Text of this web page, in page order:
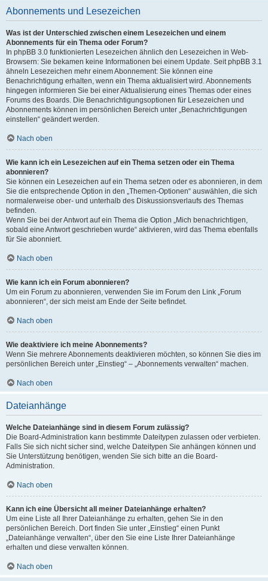
Abonnements und Lesezeichen
Was ist der Unterschied zwischen einem Lesezeichen und einem
Abonnements für ein Thema oder Forum?
In phpBB 3.0 funktionierten Lesezeichen ähnlich den Lesezeichen in Web-
Browsern: Sie bekamen keine Informationen bei einem Update. Seit phpBB 3.1
ähneln Lesezeichen mehr einem Abonnement: Sie können eine
Benachrichtigung erhalten, wenn ein Thema aktualisiert wird. Abonnements
hingegen informieren Sie bei einer Aktualisierung eines Themas oder eines
Forums des Boards. Die Benachrichtigungsoptionen für Lesezeichen und
Abonnements können im persönlichen Bereich unter „Benachrichtigungen
einstellen“ geändert werden.
Nach oben
Wie kann ich ein Lesezeichen auf ein Thema setzen oder ein Thema
abonnieren?
Sie können ein Lesezeichen auf ein Thema setzen oder es abonnieren, in dem
Sie die entsprechende Option in den „Themen-Optionen“ auswählen, die sich
normalerweise ober- und unterhalb des Diskussionsverlaufs des Themas
befinden.
Wenn Sie bei der Antwort auf ein Thema die Option „Mich benachrichtigen,
sobald eine Antwort geschrieben wurde“ aktivieren, wird das Thema ebenfalls
für Sie abonniert.
Nach oben
Wie kann ich ein Forum abonnieren?
Um ein Forum zu abonnieren, verwenden Sie im Forum den Link „Forum
abonnieren“, der sich meist am Ende der Seite befindet.
Nach oben
Wie deaktiviere ich meine Abonnements?
Wenn Sie mehrere Abonnements deaktivieren möchten, so können Sie dies im
persönlichen Bereich unter „Einstieg“ – „Abonnements verwalten“ machen.
Nach oben
Dateianhänge
Welche Dateianhänge sind in diesem Forum zulässig?
Die Board-Administration kann bestimmte Dateitypen zulassen oder verbieten.
Falls Sie sich nicht sicher sind, welche Dateitypen Sie anhängen können und
Sie Unterstützung benötigen, wenden Sie sich bitte an die Board-
Administration.
Nach oben
Kann ich eine Übersicht all meiner Dateianhänge erhalten?
Um eine Liste all Ihrer Dateianhänge zu erhalten, gehen Sie in den
persönlichen Bereich. Dort finden Sie unter „Einstieg“ einen Punkt
„Dateianhänge verwalten“, über den Sie eine Liste Ihrer Dateianhänge
erhalten und diese verwalten können.
Nach oben